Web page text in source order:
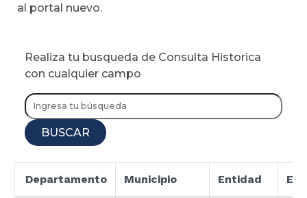
al portal nuevo.
Realiza tu busqueda de Consulta Historica
con cualquier campo
BUSCAR
Departamento Municipio Entidad